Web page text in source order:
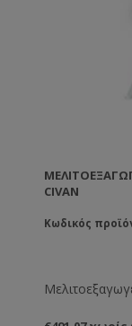
CIVAN
Κωδικός